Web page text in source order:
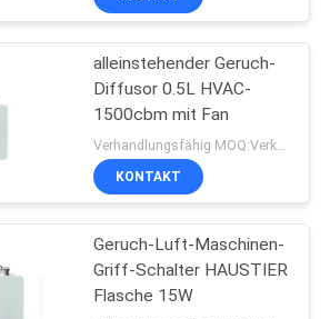
alleinstehender Geruch-
Diffusor 0.5L HVAC-
1500cbm mit Fan
Verhandlungsfähig MOQ:Verkäuflich
KONTAKT
Geruch-Luft-Maschinen-
Griff-Schalter HAUSTIER
Flasche 15W